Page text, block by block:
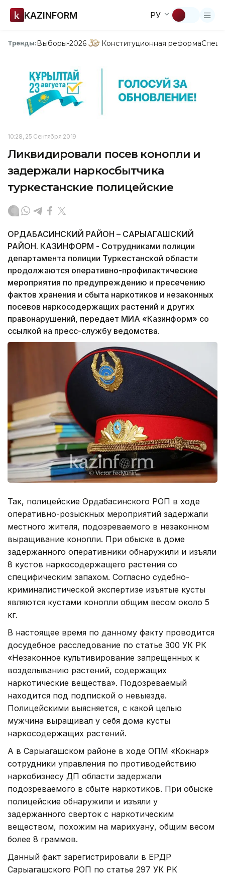
KAZINFORM РУ
Тренды:Выборы-2026 Конституционная реформа
10:28, 25 Сентября 2019
Ликвидировали посев конопли и
задержали наркосбытчика
туркестанские полицейские
ОРДАБАСИНСКИЙ РАЙОН – САРЫАГАШСКИЙ
РАЙОН. КАЗИНФОРМ - Сотрудниками полиции
департамента полиции Туркестанской области
продолжаются оперативно-профилактические
мероприятия по предупреждению и пресечению
фактов хранения и сбыта наркотиков и незаконных
посевов наркосодержащих растений и других
правонарушений, передает МИА «Казинформ» со
ссылкой на пресс-службу ведомства.
Так, полицейские Ордабасинского РОП в ходе
оперативно-розыскных мероприятий задержали
местного жителя, подозреваемого в незаконном
выращивание конопли. При обыске в доме
задержанного оперативники обнаружили и изъяли
8 кустов наркосодержащего растения со
специфическим запахом. Согласно судебно-
криминалистической экспертизе изъятые кусты
являются кустами конопли общим весом около 5
кг.
В настоящее время по данному факту проводится
досудебное расследование по статье 300 УК РК
«Незаконное культивирование запрещенных к
возделыванию растений, содержащих
наркотические вещества». Подозреваемый
находится под подпиской о невыезде.
Полицейскими выясняется, с какой целью
мужчина выращивал у себя дома кусты
наркосодержащих растений.
А в Сарыагашском районе в ходе ОПМ «Кокнар»
сотрудники управления по противодействию
наркобизнесу ДП области задержали
подозреваемого в сбыте наркотиков. При обыске
полицейские обнаружили и изъяли у
задержанного сверток с наркотическим
веществом, похожим на марихуану, общим весом
более 8 граммов.
Данный факт зарегистрировали в ЕРДР
Сарыагашского РОП по статье 297 УК РК